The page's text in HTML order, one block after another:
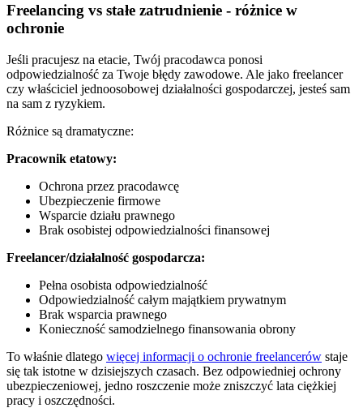
Freelancing vs stałe zatrudnienie - różnice w
ochronie
Jeśli pracujesz na etacie, Twój pracodawca ponosi
odpowiedzialność za Twoje błędy zawodowe. Ale jako freelancer
czy właściciel jednoosobowej działalności gospodarczej, jesteś sam
na sam z ryzykiem.
Różnice są dramatyczne:
Pracownik etatowy:
Ochrona przez pracodawcę
Ubezpieczenie firmowe
Wsparcie działu prawnego
Brak osobistej odpowiedzialności finansowej
Freelancer/działalność gospodarcza:
Pełna osobista odpowiedzialność
Odpowiedzialność całym majątkiem prywatnym
Brak wsparcia prawnego
Konieczność samodzielnego finansowania obrony
To właśnie dlatego więcej informacji o ochronie freelancerów staje
się tak istotne w dzisiejszych czasach. Bez odpowiedniej ochrony
ubezpieczeniowej, jedno roszczenie może zniszczyć lata ciężkiej
pracy i oszczędności.